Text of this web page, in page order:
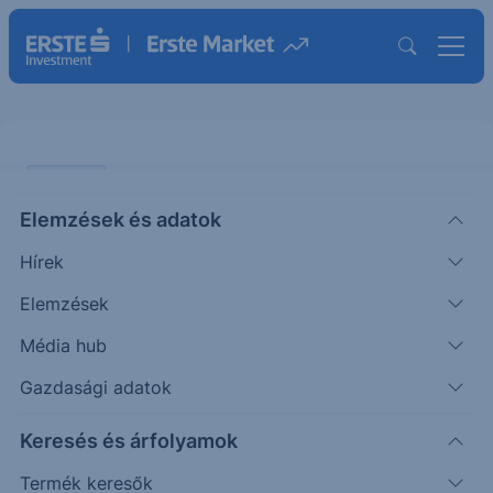
Elemzések és adatok
Hírek
Elemzések
Média hub
Gazdasági adatok
Keresés és árfolyamok
Termék keresők
szezon – jó állapotban az amerikai
gazdaság
PODCAST
|2025. október 15. 16:38
Elindult a harmadik negyedéves gyorsjelentési